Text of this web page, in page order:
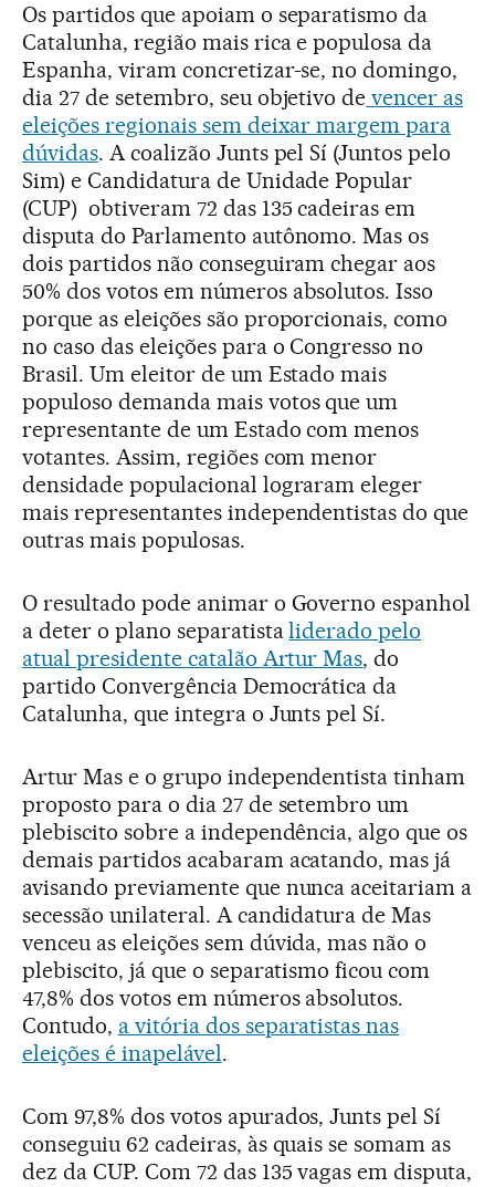
Os partidos que apoiam o separatismo da
Catalunha, região mais rica e populosa da
Espanha, viram concretizar-se, no domingo,
dia 27 de setembro, seu objetivo de vencer as
eleições regionais sem deixar margem para
dúvidas. A coalizão Junts pel Sí (Juntos pelo
Sim) e Candidatura de Unidade Popular
(CUP) obtiveram 72 das 135 cadeiras em
disputa do Parlamento autônomo. Mas os
dois partidos não conseguiram chegar aos
50% dos votos em números absolutos. Isso
porque as eleições são proporcionais, como
no caso das eleições para o Congresso no
Brasil. Um eleitor de um Estado mais
populoso demanda mais votos que um
representante de um Estado com menos
votantes. Assim, regiões com menor
densidade populacional lograram eleger
mais representantes independentistas do que
outras mais populosas.
O resultado pode animar o Governo espanhol
a deter o plano separatistaliderado pelo
atual presidente catalão Artur Mas, do
partido Convergência Democrática da
Catalunha, que integra o Junts pel Sí.
Artur Mas e o grupo independentista tinham
proposto para o dia 27 de setembro um
plebiscito sobre a independência, algo que os
demais partidos acabaram acatando, mas já
avisando previamente que nunca aceitariam a
secessão unilateral. A candidatura de Mas
venceu as eleições sem dúvida, mas não o
plebiscito, já que o separatismo ficou com
47,8% dos votos em números absolutos.
Contudo, a vitória dos separatistas nas
eleições é inapelável.
Com 97,8% dos votos apurados, Junts pel Sí
conseguiu 62 cadeiras, às quais se somam as
dez da CUP. Com 72 das 135 vagas em disputa,